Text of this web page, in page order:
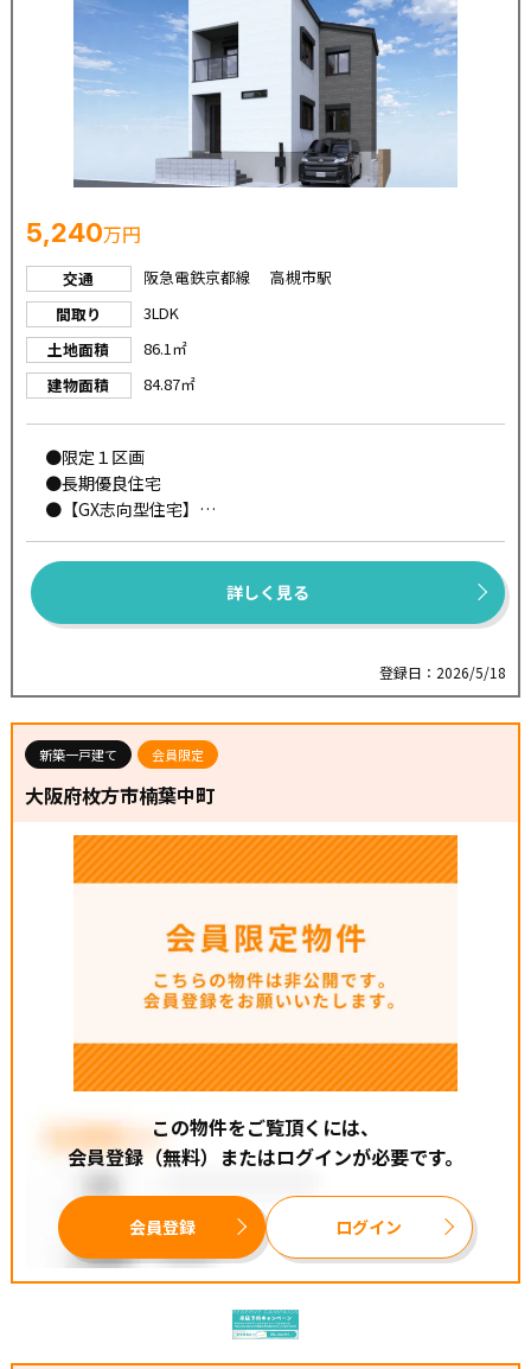
◆◇高槻市で不動産をお探しなら【住まいセレクト高槻】
にお任せください◇◆
創業50年以上のグループ実績を誇り、地域密着で培った信
頼と情報網で、仲介、建売、リフォームも含め住まいづく
りをサポートします！
5,240万円
交通
阪急電鉄京都線 高槻市駅
間取り
3LDK
土地面積
86.1㎡
建物面積
84.87㎡
●限定１区画
●長期優良住宅
●【GX志向型住宅】
ギー消費を抑え、光熱費の削減が期待できる省エネ住宅で
●【パワービルド工法】
●耐震等級３
●断熱等級６
●一次エネルギー消費量等級８
●エネファーム
●太陽光発電『スマイルーフ』標準装備
※販売価格には土地代、建物本体、外交費用を含みます。
※販売価格の他に、別途建築確認費用60万円や各種手数料
が必要となります。
●阪急京都線【高槻市駅】・・・自転車９分
●JR京都線【高槻駅】・・・自転車１１分
●コノミヤ高槻西冠店・・・徒歩５分
●ローソン・・・徒歩４分
●西冠一丁目たんぽぽ児童遊園・・・徒歩２分
◆高槻市で不動産をお探しなら【住まいセレクト高槻】に
お任せください◆
創業まもなく60年のグループ実績を誇り、地域密着で培っ
た信頼と情報網で、仲介、建売、リフォームも含め住まい
づくりをサポートします！
詳しく見る
登録日：2026/5/18
新築一戸建て 会員限定
大阪府枚方市楠葉中町
この物件をご覧頂くには、
会員登録（無料）またはログインが必要です。
会員登録 ログイン